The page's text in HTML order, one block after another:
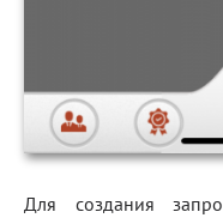
Для создания